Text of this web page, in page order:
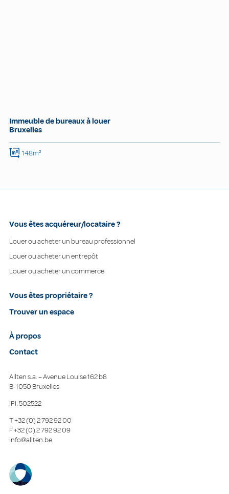
Immeuble de bureaux à louer
Bruxelles
148m²
Vous êtes acquéreur/locataire ?
Louer ou acheter un bureau professionnel
Louer ou acheter un entrepôt
Louer ou acheter un commerce
Vous êtes propriétaire ?
Trouver un espace
À propos
Contact
Allten s.a. – Avenue Louise 162 b8
B-1050 Bruxelles
IPI: 502522
T+32 (0) 2 792 92 00
F+32 (0) 2 792 92 09
info@allten.be